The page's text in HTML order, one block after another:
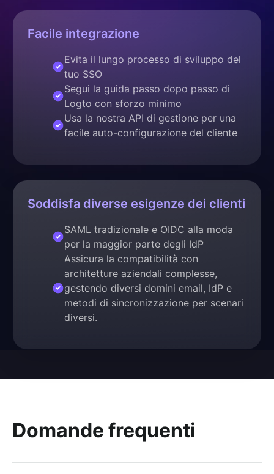
Facile integrazione
Evita il lungo processo di sviluppo del
tuo SSO
Segui la guida passo dopo passo di
Logto con sforzo minimo
Usa la nostra API di gestione per una
facile auto-configurazione del cliente
Soddisfa diverse esigenze dei clienti
SAML tradizionale e OIDC alla moda
per la maggior parte degli IdP
Assicura la compatibilità con
architetture aziendali complesse,
gestendo diversi domini email, IdP e
metodi di sincronizzazione per scenari
diversi.
Domande frequenti